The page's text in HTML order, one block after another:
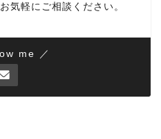
気軽にご相談ください。
me ／